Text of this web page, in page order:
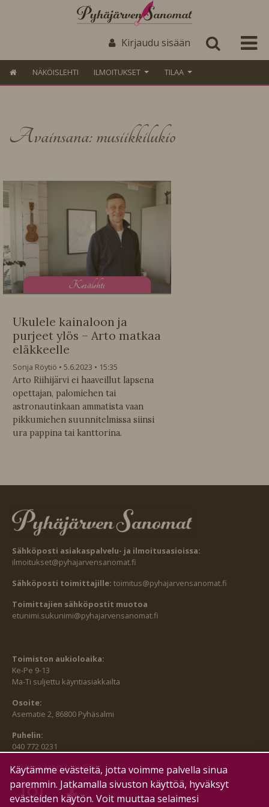
Kirjaudu sisään
NÄKÖISLEHTI ILMOITUKSET TILAA
Avainsana: musiikkilukio
Kesälehti
Ukulele kainaloon ja
purjeet ylös – Arto matkaa
eläkkeelle
Sonja Röytiö 5.6.2023
15:35
Arto Riihijärvi ei haaveillut lapsena
opettajan, palomiehen tai
astronautinkaan ammatista vaan
pikkumiehen suunnitelmissa siinsi
ura pappina tai kanttorina.
Sähköposti asiakaspalvelu- ja ilmoitusasioissa:
ilmoitukset@pyhajarvensanomat.fi
Sähköposti toimittajille: toimitus@pyhajarvensanomat.fi
Toimittajien sähköpostit muotoa
etunimi.sukunimi@pyhajarvensanomat.fi
Toimiston aukioloaika:
Ke-Pe 9-13
Ma-Ti suljettu käyntiasiakkailta
Osoite:
Asematie 2, 86800 Pyhäsalmi
Puhelin:
040 772 0231
SEURAA MEITÄ MYÖS:
Käytämme evästeitä, jotta voimme palvella sinua
paremmin. Jatkamalla sivuston käyttöä, hyväksyt
evästeiden käytön. Voit muuttaa selaimesi